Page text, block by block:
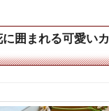
に囲まれる可愛